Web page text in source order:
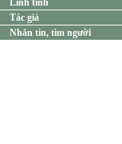
Linh tinh
Tác giả
Nhắn tin, tìm người